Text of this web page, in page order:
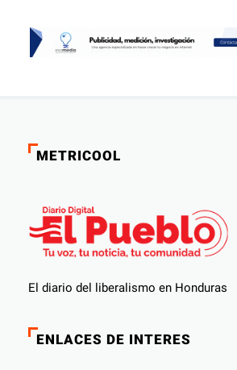
METRICOOL
El diario del liberalismo en Honduras
ENLACES DE INTERES